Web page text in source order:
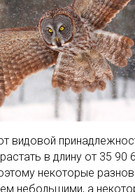
видовой
в длину от 35 90
некоторые
небольшими, а